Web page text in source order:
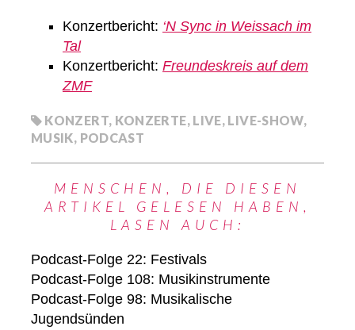
Konzertbericht: ‘N Sync in Weissach im
Tal
Konzertbericht: Freundeskreis auf dem
ZMF
KONZERT, KONZERTE, LIVE, LIVE-SHOW,
MUSIK, PODCAST
MENSCHEN, DIE DIESEN
ARTIKEL GELESEN HABEN,
LASEN AUCH:
Podcast-Folge 22: Festivals
Podcast-Folge 108: Musikinstrumente
Podcast-Folge 98: Musikalische
Jugendsünden